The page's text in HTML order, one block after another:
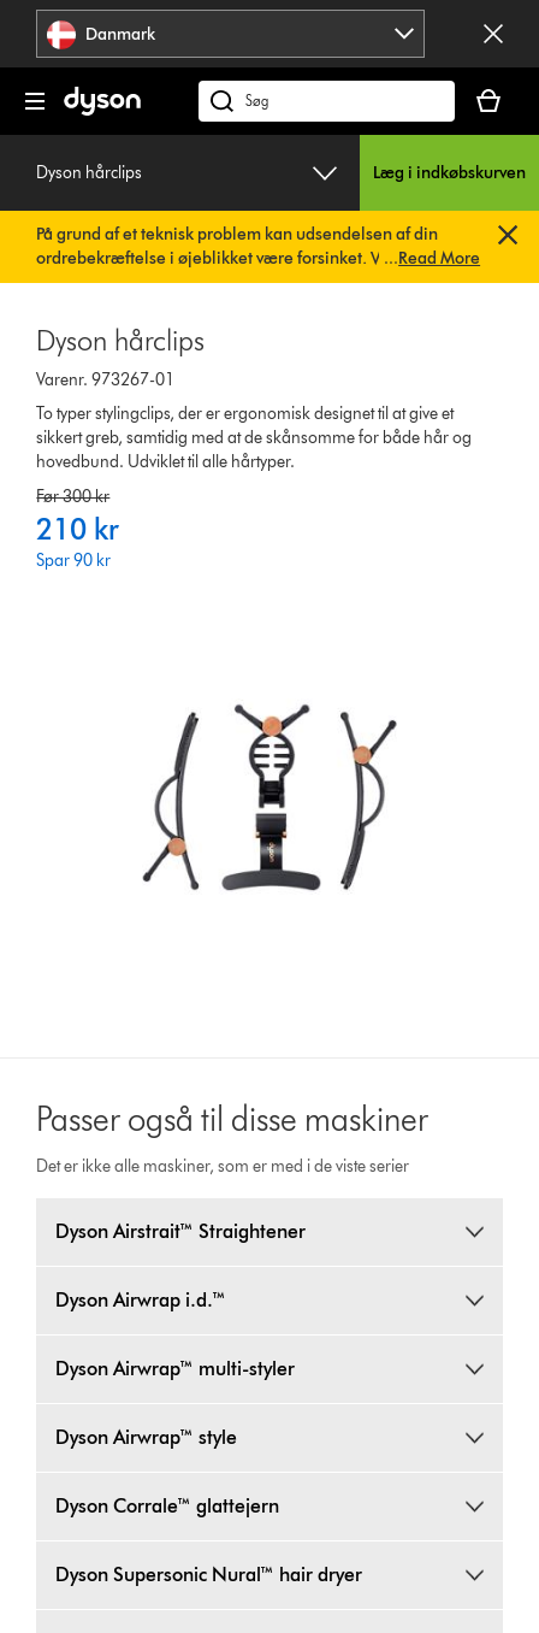
Spring
navigation
Danmark
Søg
på
er
tom
Dyson hårclips
Læg i indkøbskurven
På grund af et teknisk problem kan udsendelsen af din
ordrebekræftelse i øjeblikket være forsinket. Vi arbejder
allerede på en hurtig løsning.Du behøver ikke at foretage
automatisk.
...Read More
Dyson hårclips
Varenr. 973267-01
To typer stylingclips, der er ergonomisk designet til at give et
sikkert greb, samtidig med at de skånsomme for både hår og
hovedbund. Udviklet til alle hårtyper.
original
price:
Før 300 kr
current
price:
210 kr
Spar 90 kr
Passer også til disse maskiner
Det er ikke alle maskiner, som er med i de viste serier
Dyson Airstrait™ Straightener
Dyson Airwrap i.d.™
Dyson Airwrap™ multi-styler
Dyson Airwrap™ style
Dyson Corrale™ glattejern
Dyson Supersonic Nural™ hair dryer